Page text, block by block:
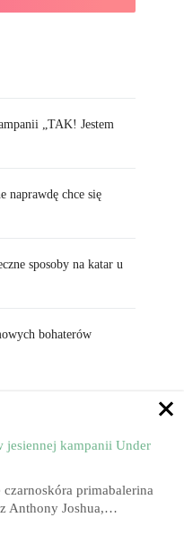
„TAK! Jestem
naprawdę chce się
sposoby na katar u
bohaterów
jesiennej kampanii Under
czarnoskóra primabalerina
Anthony Joshua,…